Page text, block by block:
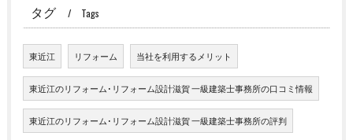
タグ Tags
東近江 リフォーム 当社を利用するメリット
東近江のリフォーム･リフォーム設計滋賀 一級建築士事務所の口コミ情報
東近江のリフォーム･リフォーム設計滋賀 一級建築士事務所の評判